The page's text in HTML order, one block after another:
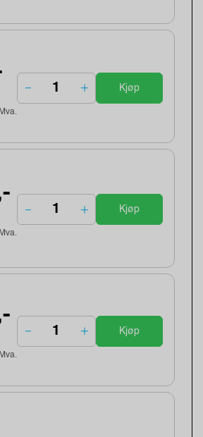
Kjøp
Kjøp
Kjøp